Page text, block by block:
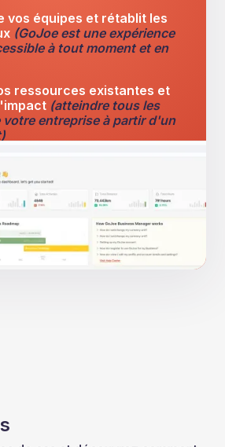
vos équipes et rétablit les
(GoJoe est une expérience
à tout moment et en
ressources existantes et
(atteindre tous les
votre entreprise à partir d'un
et ressources de bien-
endroit grâce à notre
(pas de
de surcharge de
faible engagement).